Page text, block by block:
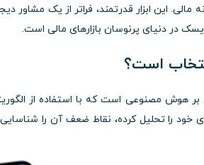
این ابزار قدرتمند، فراتر از یک مشاور
در دنیای پرنوسان بازارهای مالی است.
هوش مصنوعی است که با استفاده از
خود را تحلیل کرده، نقاط ضعف آن را